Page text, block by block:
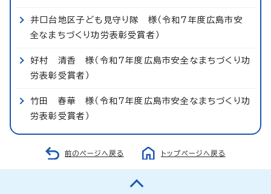
井口台地区子ども見守り隊 様（令和7年度広島市安
全なまちづくり功労表彰受賞者）
好村 清香 様（令和7年度広島市安全なまちづくり功
労表彰受賞者）
竹田 春華 様（令和7年度広島市安全なまちづくり功
労表彰受賞者）
前のページへ戻る トップページへ戻る